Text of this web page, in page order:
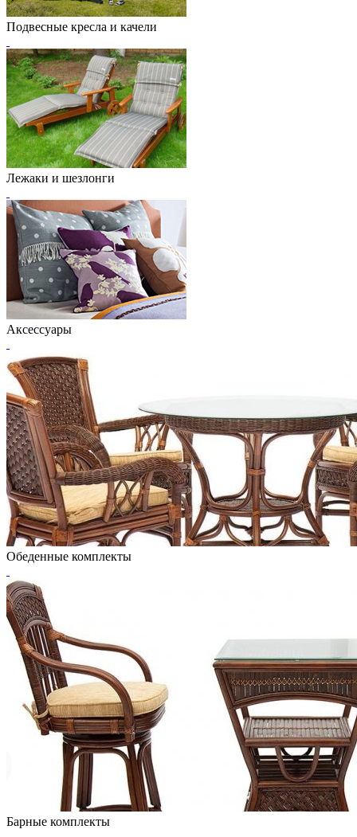
Подвесные кресла и качели
Лежаки и шезлонги
Аксессуары
Обеденные комплекты
Барные комплекты